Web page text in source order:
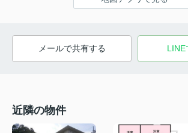
メールで共有する LINE
近隣の物件